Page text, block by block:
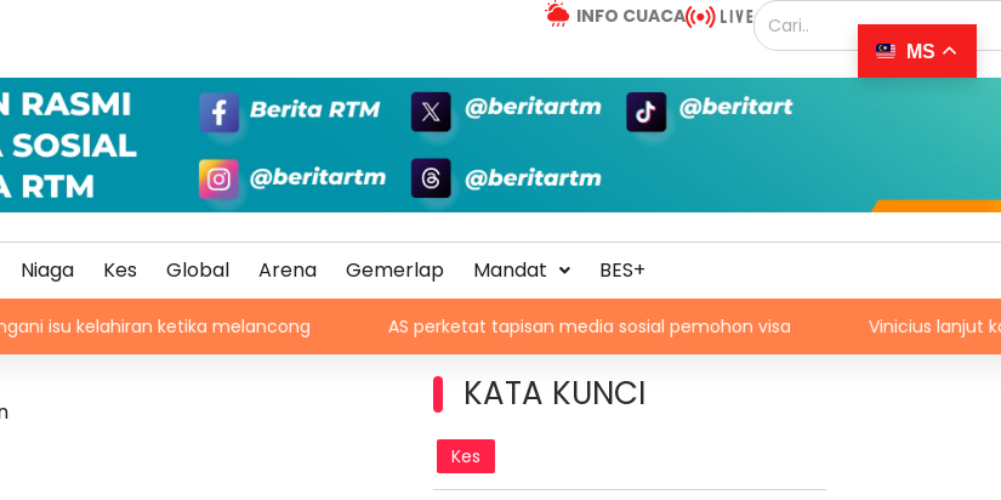
INFO CUACA
Niaga Kes Global Arena Gemerlap Mandat BES+
ketika melancong AS perketat tapisan media sosial pemohon visa Vinicius lanjut kontrak
KATA KUNCI
Kes
MS